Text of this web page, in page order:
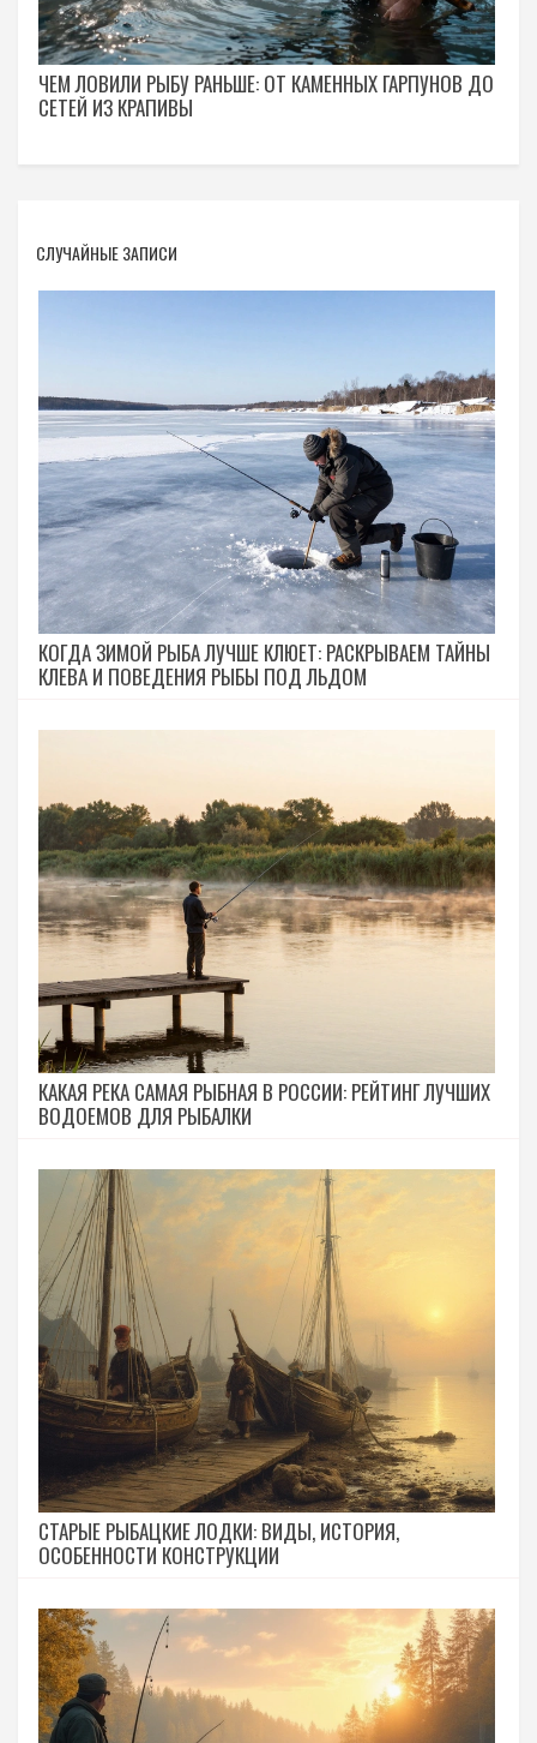
ЧЕМ ЛОВИЛИ РЫБУ РАНЬШЕ: ОТ КАМЕННЫХ ГАРПУНОВ ДО
СЕТЕЙ ИЗ КРАПИВЫ
СЛУЧАЙНЫЕ ЗАПИСИ
КОГДА ЗИМОЙ РЫБА ЛУЧШЕ КЛЮЕТ: РАСКРЫВАЕМ ТАЙНЫ
КЛЕВА И ПОВЕДЕНИЯ РЫБЫ ПОД ЛЬДОМ
КАКАЯ РЕКА САМАЯ РЫБНАЯ В РОССИИ: РЕЙТИНГ ЛУЧШИХ
ВОДОЕМОВ ДЛЯ РЫБАЛКИ
СТАРЫЕ РЫБАЦКИЕ ЛОДКИ: ВИДЫ, ИСТОРИЯ,
ОСОБЕННОСТИ КОНСТРУКЦИИ